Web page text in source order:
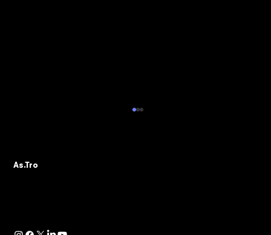
MAGGIORE (BO)
principale nella discussione, soprattutto
As.Tro